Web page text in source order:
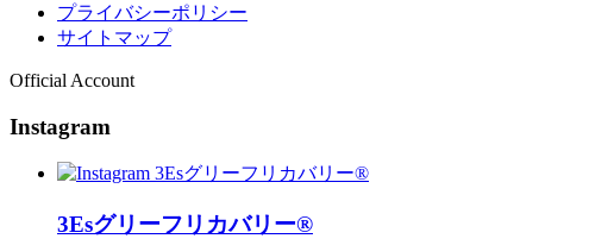
プライバシーポリシー
サイトマップ
Official Account
Instagram
3Esグリーフリカバリー®